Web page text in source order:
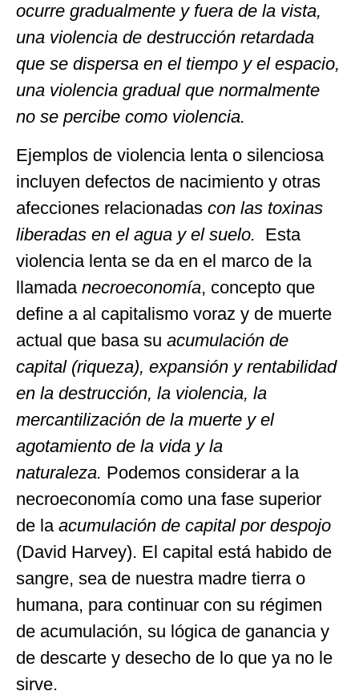
ocurre gradualmente y fuera de la vista,
una violencia de destrucción retardada
que se dispersa en el tiempo y el espacio,
una violencia gradual que normalmente
no se percibe como violencia.
Ejemplos de violencia lenta o silenciosa
incluyen defectos de nacimiento y otras
afecciones relacionadas con las toxinas
liberadas en el agua y el suelo. Esta
violencia lenta se da en el marco de la
llamada necroeconomía, concepto que
define a al capitalismo voraz y de muerte
actual que basa su acumulación de
capital (riqueza), expansión y rentabilidad
en la destrucción, la violencia, la
mercantilización de la muerte y el
agotamiento de la vida y la
naturaleza. Podemos considerar a la
necroeconomía como una fase superior
de la acumulación de capital por despojo
(David Harvey). El capital está habido de
sangre, sea de nuestra madre tierra o
humana, para continuar con su régimen
de acumulación, su lógica de ganancia y
de descarte y desecho de lo que ya no le
sirve.